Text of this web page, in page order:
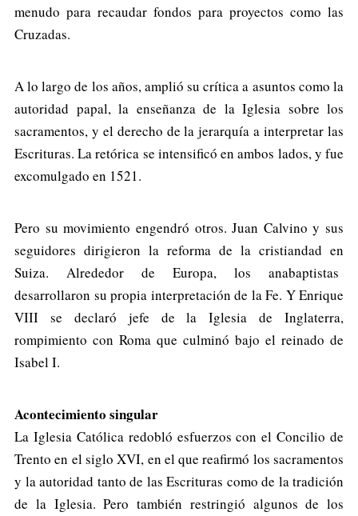
menudo para recaudar fondos para proyectos como las
Cruzadas.
A lo largo de los años, amplió su crítica a asuntos como la
autoridad papal, la enseñanza de la Iglesia sobre los
sacramentos, y el derecho de la jerarquía a interpretar las
Escrituras. La retórica se intensificó en ambos lados, y fue
excomulgado en 1521.
Pero su movimiento engendró otros. Juan Calvino y sus
seguidores dirigieron la reforma de la cristiandad en
Suiza. Alrededor de Europa, los anabaptistas
desarrollaron su propia interpretación de la Fe. Y Enrique
VIII se declaró jefe de la Iglesia de Inglaterra,
rompimiento con Roma que culminó bajo el reinado de
Isabel I.
Acontecimiento singular
La Iglesia Católica redobló esfuerzos con el Concilio de
Trento en el siglo XVI, en el que reafirmó los sacramentos
y la autoridad tanto de las Escrituras como de la tradición
de la Iglesia. Pero también restringió algunos de los